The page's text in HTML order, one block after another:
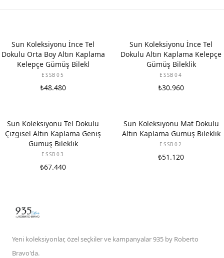
Sun Koleksiyonu İnce Tel
Dokulu Orta Boy Altın Kaplama
Kelepçe Gümüş Bilekl
ESSB05
₺48.480
Sun Koleksiyonu İnce Tel
Dokulu Altın Kaplama Kelepçe
Gümüş Bileklik
ESSB04
₺30.960
Sun Koleksiyonu Tel Dokulu
Çizgisel Altın Kaplama Geniş
Gümüş Bileklik
ESSB03
₺67.440
Sun Koleksiyonu Mat Dokulu
Altın Kaplama Gümüş Bileklik
ESSB02
₺51.120
Yeni koleksiyonlar, özel seçkiler ve kampanyalar 935 by Roberto
Bravo'da.